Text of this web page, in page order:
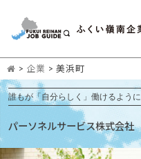
> 企業 > 美浜町
誰もが「自分らしく」働けるように
パーソネルサービス株式会社